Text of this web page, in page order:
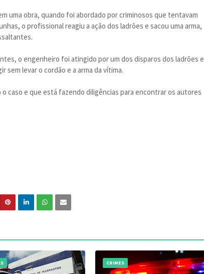
uma obra, quando foi abordado por criminosos que tentavam
o profissional reagiu a ação dos ladrões e sacou uma arma,
o engenheiro foi atingido por um dos disparos dos ladrões e
sem levar o cordão e a arma da vítima.
caso e que está fazendo diligências para encontrar os autores
CRIMES